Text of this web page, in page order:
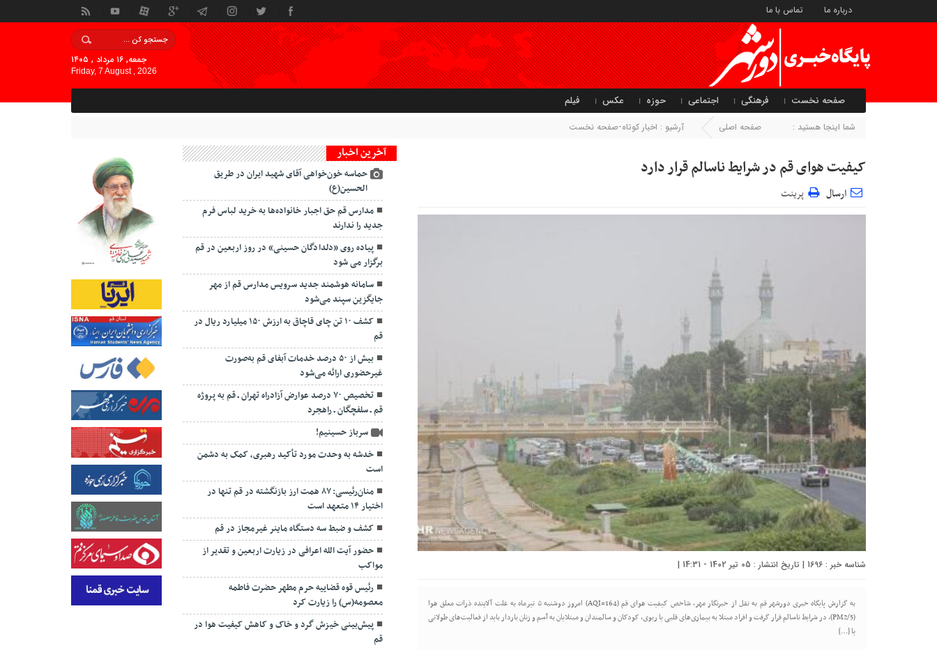
درباره ما تماس با ما
جمعه, ۱۶ مرداد , ۱۴۰۵
Friday, 7 August , 2026
صفحه نخست فرهنگی اجتماعی حوزه عکس فیلم
شما اینجا هستید : صفحه اصلی آرشیو : اخبار کوتاه-صفحه نخست
کیفیت هوای قم در شرایط ناسالم قرار دارد
ارسال پرینت
شناسه خبر : 1696 | تاریخ انتشار : 05 تیر 1402 - 14:31 |
به گزارش پایگاه خبری دورشهر قم به نقل از خبرنگار مهر، شاخص کیفیت هوای قم (AQI=164) امروز دوشنبه ۵ تیرماه به علت آلاینده ذرات معلق هوا
(PM2/5)، در شرایط ناسالم قرار گرفت و افراد مبتلا به بیماری‌های قلبی یا ریوی، کودکان و سالمندان و مبتلایان به آسم و زنان باردار باید از فعالیت‌های طولانی
یا […]
آخرین اخبار
حماسه خون‌خواهی آقای شهید ایران در طریق
الحسین(ع)
مدارس قم حق اجبار خانواده‌ها به خرید لباس فرم
جدید را ندارند
پیاده روی «دلدادگان حسینی» در روز اربعین در قم
برگزار می شود
سامانه هوشمند جدید سرویس مدارس قم از مهر
جایگزین سپند می‌شود
کشف ۱۰ تن چای قاچاق به ارزش ۱۵۰ میلیارد ریال در
قم
بیش از ۵۰ درصد خدمات آبفای قم به‌صورت
غیرحضوری ارائه می‌شود
تخصیص ۷۰ درصد عوارض آزادراه تهران ـ قم به پروژه
قم ـ سلفچگان ـ راهجرد
سرباز حسینیم!
خدشه به وحدت مورد تأکید رهبری، کمک به دشمن
است
منان‌رئیسی: ۸۷ همت ارز بازنگشته در قم تنها در
اختیار ۱۴ متعهد است
کشف و ضبط سه دستگاه ماینر غیرمجاز در قم
حضور آیت الله اعرافی در زیارت اربعین و تقدیر از
مواکب
رئیس قوه قضاییه حرم مطهر حضرت فاطمه
معصومه(س) را زیارت کرد
پیش‌بینی خیزش گرد و خاک و کاهش کیفیت هوا در
قم